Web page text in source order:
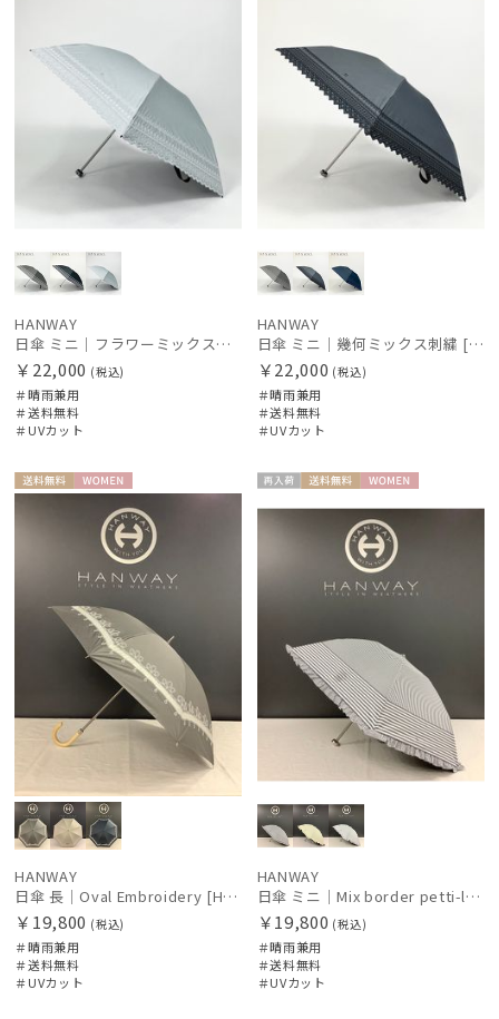
件
HANWAY
日傘 ミニ｜フラワーミックス刺繍 [HANWAY]
￥22,000 (税込)
＃晴雨兼用
＃送料無料
＃UVカット
HANWAY
日傘 ミニ｜幾何ミックス刺繍 [HANWAY]
￥22,000 (税込)
＃晴雨兼用
＃送料無料
＃UVカット
送料無 WOME
HANWAY
日傘 長｜Oval Embroidery [HANWAY]
￥19,800 (税込)
＃晴雨兼用
＃送料無料
＃UVカット
荷
N
HANWAY
日傘 ミニ｜Mix border petti-lash [HANWAY] @momoyo_seimiya様ご紹介アイテム
￥19,800 (税込)
＃晴雨兼用
＃送料無料
＃UVカット